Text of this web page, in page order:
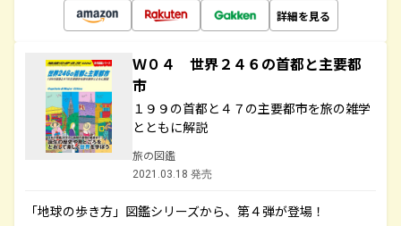
詳細を見る
Ｗ０４ 世界２４６の首都と主要都
市
１９９の首都と４７の主要都市を旅の雑学
とともに解説
旅の図鑑
2021.03.18 発売
「地球の歩き方」図鑑シリーズから、第４弾が登場！